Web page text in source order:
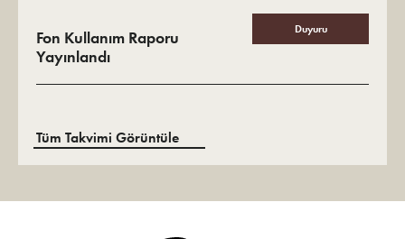
Fon Kullanım Raporu
Yayınlandı
Duyuru
Tüm Takvimi Görüntüle